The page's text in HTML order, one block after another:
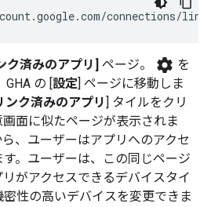
connections/
ク済みのアプリ] ページ。 settings を
GHA の [ 設定 ] ページに移動しま
ンク済みのアプリ
] タイルをクリ
面に似たページが表示されま
、ユーザーはアプリへのアクセ
。ユーザーは、この同じページ
がアクセスできるデバイスタイ
性の高いデバイスを変更できま